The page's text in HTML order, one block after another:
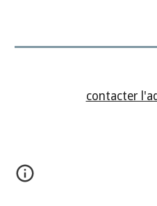
contacter